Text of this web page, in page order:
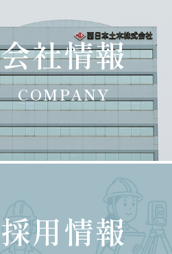
会社情報
COMPANY
採用情報